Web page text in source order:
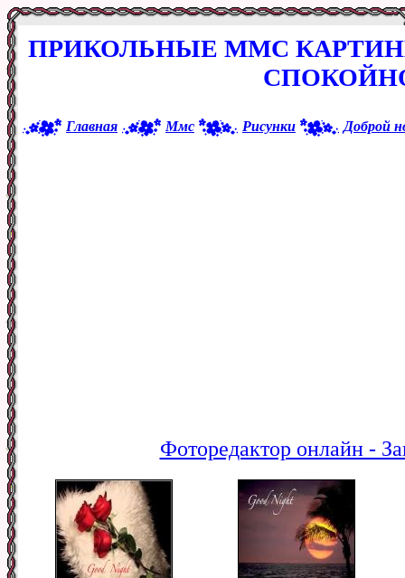
ПРИКОЛЬНЫЕ ММС
Главная Ммс Рисунки Доброй
Фоторедактор онлайн -